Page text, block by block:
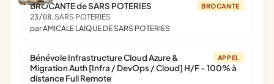
BROCANTE
BROCANTE de SARS POTERIES
23/08, SARS POTERIES
par AMICALE LAIQUE DE SARS POTERIES
APPEL
Bénévole Infrastructure Cloud Azure &
Migration Auth [Infra / DevOps / Cloud] H/F - 100% à
distance Full Remote